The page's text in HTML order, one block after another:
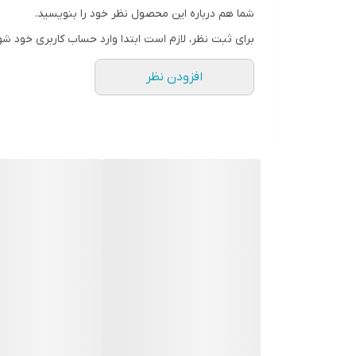
شما هم درباره این محصول نظر خود را بنویسید.
برای ثبت نظر، لازم است ابتدا وارد حساب کاربری خود
افزودن نظر